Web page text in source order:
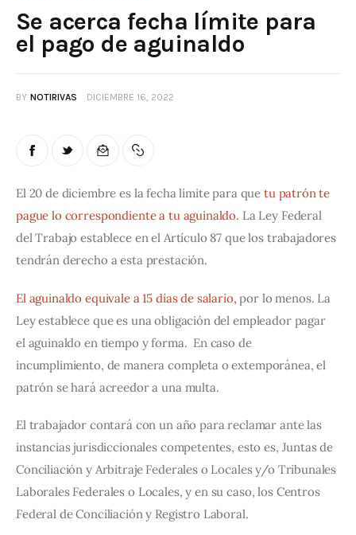
Se acerca fecha límite para
el pago de aguinaldo
BY NOTIRIVAS DICIEMBRE 16, 2022
El 20 de diciembre es la fecha límite para que tu patrón te
pague lo correspondiente a tu aguinaldo. La Ley Federal
del Trabajo establece en el Artículo 87 que los trabajadores
tendrán derecho a esta prestación.
El aguinaldo equivale a 15 días de salario, por lo menos. La
Ley establece que es una obligación del empleador pagar
el aguinaldo en tiempo y forma.  En caso de
incumplimiento, de manera completa o extemporánea, el
patrón se hará acreedor a una multa.
El trabajador contará con un año para reclamar ante las
instancias jurisdiccionales competentes, esto es, Juntas de
Conciliación y Arbitraje Federales o Locales y/o Tribunales
Laborales Federales o Locales, y en su caso, los Centros
Federal de Conciliación y Registro Laboral.